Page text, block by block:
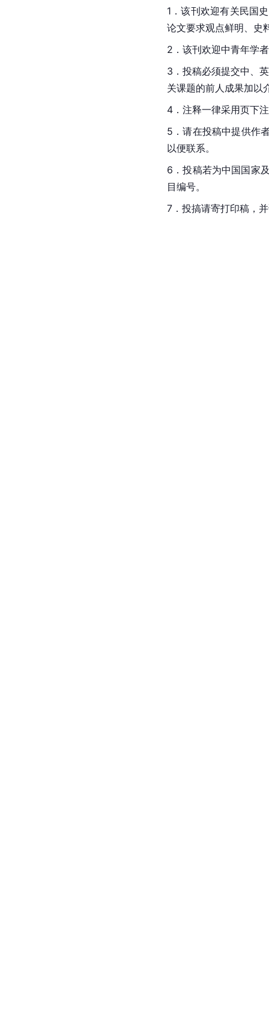
1．该刊欢迎有关民国
论文要求观点鲜明、史
2．该刊欢迎中青年学
3．投稿必须提交中、
关课题的前人成果加以
4．注释一律采用页下
5．请在投稿中提供作
以便联系。
6．投稿若为中国国家
目编号。
7．投搞请寄打印稿，